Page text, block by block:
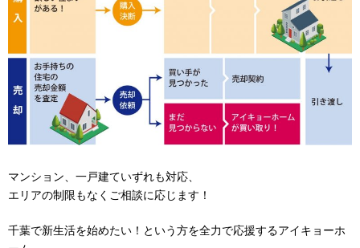
マンション、一戸建ていずれも対応、
エリアの制限もなくご相談に応じます！
千葉で新生活を始めたい！という方を全力で応援するアイキョーホ